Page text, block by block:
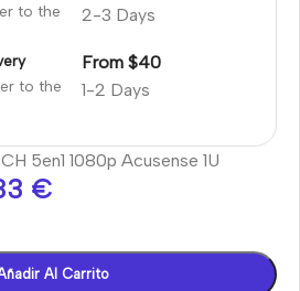
to the
2-3 Days
to the
1-2 Days
From $40
5en1 1080p Acusense 1U
€
Al Carrito